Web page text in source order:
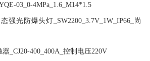
03_0-4MPa_1.6_M14*1.5
态强光防爆头灯_SW2200_3.7V_1W_IP66_尚
器 _CJ20-400_400A_控制电压220V